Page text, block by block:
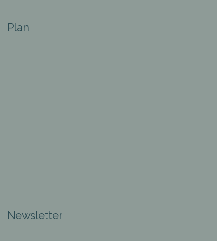
Plan
Newsletter